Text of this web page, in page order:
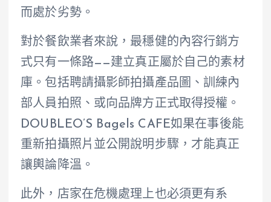
而處於劣勢。
對於餐飲業者來說，最穩健的內容行銷方
式只有一條路——建立真正屬於自己的素材
庫。包括聘請攝影師拍攝產品圖、訓練內
部人員拍照、或向品牌方正式取得授權。
DOUBLEO’S Bagels CAFE如果在事後能
重新拍攝照片並公開說明步驟，才能真正
讓輿論降溫。
此外，店家在危機處理上也必須更有系